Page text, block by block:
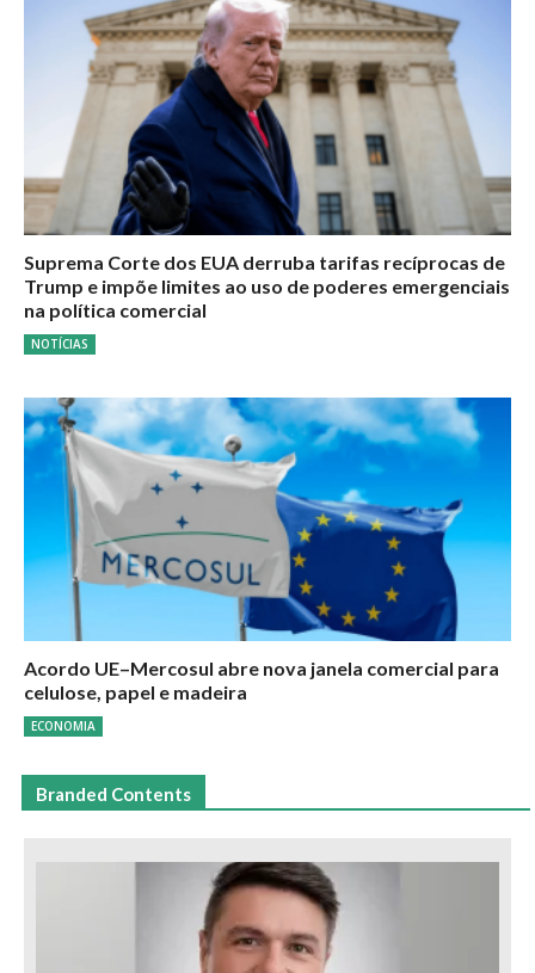
Suprema Corte dos EUA derruba tarifas recíprocas de
Trump e impõe limites ao uso de poderes emergenciais
na política comercial
NOTÍCIAS
Acordo UE–Mercosul abre nova janela comercial para
celulose, papel e madeira
ECONOMIA
Branded Contents